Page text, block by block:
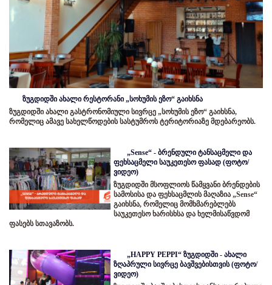
ზუგდიდში ახალი რესტორანი „სოხუმის ეზო“ გაიხსნა
ზუგდიდში ახალი გასტრონომიული სივრცე „სოხუმის ეზო“ გაიხსნა,
რომელიც ამავე სახელწოდების სასტუმროს ტერიტორიაზე მდებარეობს.
„Sense“ - ბრენდული ტანსაცმელი და
ფეხსაცმელი საუკეთესო ფასად (ფოტო/
ვიდეო)
ზუგდიდში მსოფლიოს წამყვანი ბრენდების
სამოსისა და ფეხსაცმლის მაღაზია „Sense“
გაიხსნა, რომელიც მომხმარებლებს
საუკეთესო ხარისხსა და ხელმისაწვდომ
ფასებს სთავაზობს.
„HAPPY PEPPI“ ზუგდიდში - ახალი
ზღაპრული სივრცე ბავშვებისთვის (ფოტო/
ვიდეო)